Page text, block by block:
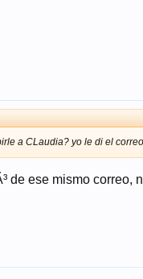
a CLaudia? yo le di el
de ese mismo